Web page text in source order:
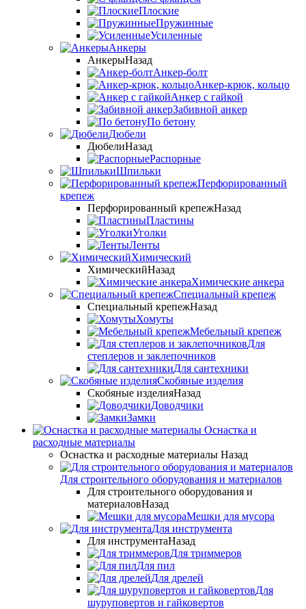
Плоские
Пружинные
Усиленные
Анкеры
АнкерыНазад
Анкер-болт
Анкер-крюк, кольцо
Анкер с гайкой
Забивной анкер
По бетону
Дюбели
ДюбелиНазад
Распорные
Шпильки
Перфорированный
крепеж
Перфорированный крепежНазад
Пластины
Уголки
Ленты
Химический
ХимическийНазад
Химические анкера
Специальный крепеж
Специальный крепежНазад
Хомуты
Мебельный крепеж
Для
степлеров и заклепочников
Для сантехники
Скобяные изделия
Скобяные изделияНазад
Доводчики
Замки
Оснастка и
расходные материалы
Оснастка и расходные материалы Назад
Для строительного оборудования и материалов
Для строительного оборудования и
материаловНазад
Мешки для мусора
Для инструмента
Для инструментаНазад
Для триммеров
Для пил
Для дрелей
Для
шуруповертов и гайковертов